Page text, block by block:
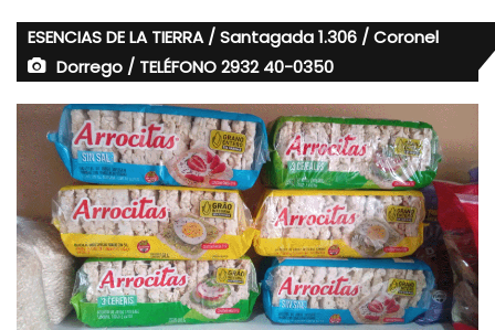
ESENCIAS DE LA TIERRA / Santagada 1.306 / Coronel
Dorrego / TELÉFONO 2932 40-0350